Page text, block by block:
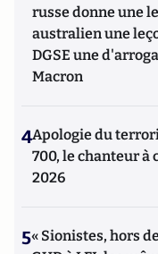
russe donne une
australien une
DGSE une
Macron
4Apologie du
700, le chanteur à
2026
5« Sionistes, hors